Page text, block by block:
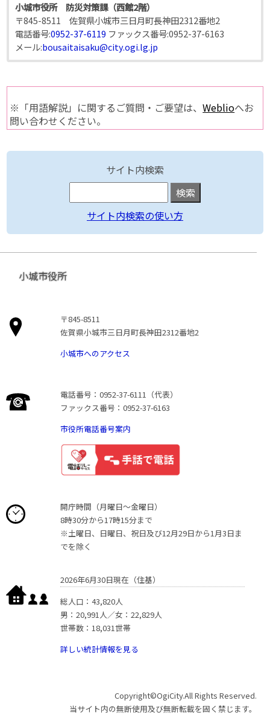
小城市役所 防災対策課（西館2階）
〒845-8511 佐賀県小城市三日月町長神田2312番地2
電話番号:0952-37-6119 ファックス番号:0952-37-6163
メール:bousaitaisaku@city.ogi.lg.jp
※「用語解説」に関するご質問・ご要望は、Weblioへお
問い合わせください。
サイト内検索
サイト内検索の使い方
小城市役所
〒845-8511
佐賀県小城市三日月町長神田2312番地2
小城市へのアクセス
電話番号：0952-37-6111（代表）
ファックス番号：0952-37-6163
市役所電話番号案内
開庁時間（月曜日〜金曜日）
8時30分から17時15分まで
※土曜日、日曜日、祝日及び12月29日から1月3日ま
でを除く
2026年6月30日現在（住基）
総人口：43,820人
男：20,991人／女：22,829人
世帯数：18,031世帯
詳しい統計情報を見る
Copyright©OgiCity.All Rights Reserved.
当サイト内の無断使用及び無断転載を固く禁じます。